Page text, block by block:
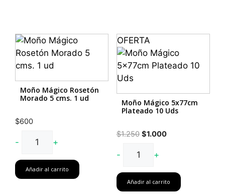
uds
cantidad
Moño Mágico Rosetón
Morado 5 cms. 1 ud
$600
-
Moño
Rosetón
Morado
+
Añadir al carrito
OFERTA
Moño Mágico 5x77cm
Plateado 10 Uds
$1.250 El
original
$1.000El
$1.000.
-
Moño
5x77cm
Plateado
+
Añadir al carrito